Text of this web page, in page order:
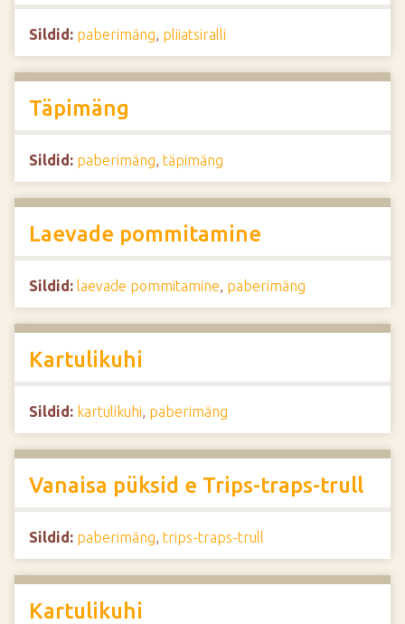
Sildid: paberimäng, pliiatsiralli
Täpimäng
Sildid: paberimäng, täpimäng
Laevade pommitamine
Sildid: laevade pommitamine, paberimäng
Kartulikuhi
Sildid: kartulikuhi, paberimäng
Vanaisa püksid e Trips-traps-trull
Sildid: paberimäng, trips-traps-trull
Kartulikuhi